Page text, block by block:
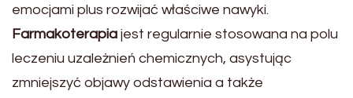
emocjami plus rozwijać właściwe nawyki.
Farmakoterapia jest regularnie stosowana na polu
leczeniu uzależnień chemicznych, asystując
zmniejszyć objawy odstawienia a także